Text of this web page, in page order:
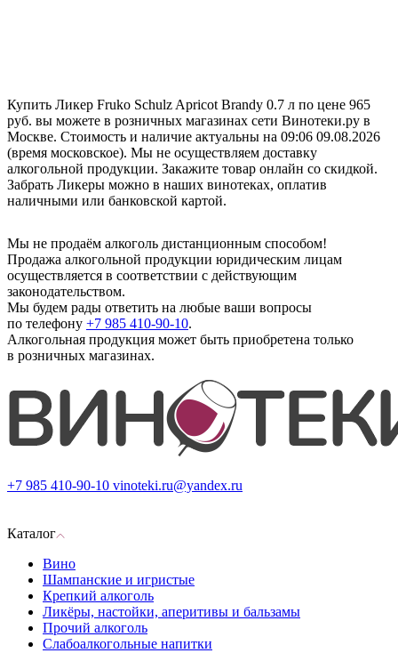
Купить Ликер Fruko Schulz Apricot Brandy 0.7 л по цене 965
руб. вы можете в розничных магазинах сети Винотеки.ру в
Москве. Стоимость и наличие актуальны на 09:06 09.08.2026
(время московское). Мы не осуществляем доставку
алкогольной продукции. Закажите товар онлайн со скидкой.
Забрать Ликеры можно в наших винотеках, оплатив
наличными или банковской картой.
Мы не продаём алкоголь дистанционным способом!
Продажа алкогольной продукции юридическим лицам
осуществляется в соответствии с действующим
законодательством.
Мы будем рады ответить на любые ваши вопросы
по телефону +7 985 410-90-10.
Алкогольная продукция может быть приобретена только
в розничных магазинах.
+7 985 410-90-10 vinoteki.ru@yandex.ru
Каталог
Вино
Шампанские и игристые
Крепкий алкоголь
Ликёры, настойки, аперитивы и бальзамы
Прочий алкоголь
Слабоалкогольные напитки